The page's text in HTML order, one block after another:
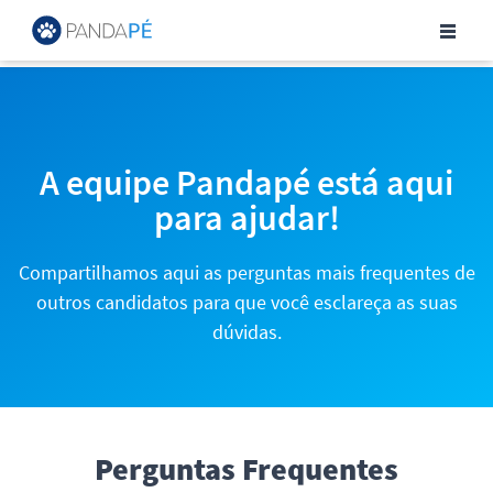
Central de Ajuda para
A equipe Pandapé está aqui
para ajudar!
Compartilhamos aqui as perguntas mais frequentes de
outros candidatos para que você esclareça as suas
dúvidas.
Perguntas Frequentes